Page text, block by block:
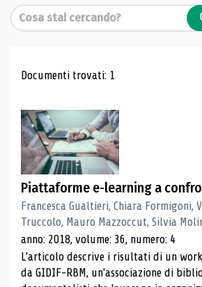
Cerca
Risultati di ricerca
Documenti trovati: 1
Piattaforme e-learning a
Francesca Gualtieri, Chiara Formigoni,
Truccolo, Mauro Mazzoccut, Silvia
anno: 2018, volume: 36, numero: 4
L'articolo descrive i risultati di un
da GIDIF-RBM, un'associazione di